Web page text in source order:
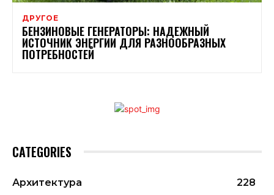
ДРУГОЕ
БЕНЗИНОВЫЕ ГЕНЕРАТОРЫ: НАДЕЖНЫЙ
ИСТОЧНИК ЭНЕРГИИ ДЛЯ РАЗНООБРАЗНЫХ
ПОТРЕБНОСТЕЙ
CATEGORIES
Архитектура
228